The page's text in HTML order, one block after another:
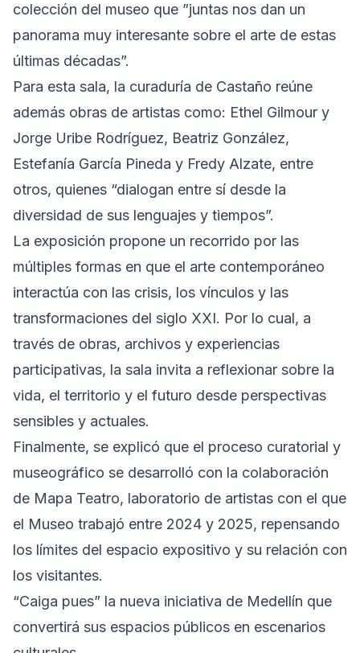
colección del museo que ”juntas nos dan un
panorama muy interesante sobre el arte de estas
últimas décadas”.
Para esta sala, la curaduría de Castaño reúne
además obras de artistas como: Ethel Gilmour y
Jorge Uribe Rodríguez, Beatriz González,
Estefanía García Pineda y Fredy Alzate, entre
otros, quienes “dialogan entre sí desde la
diversidad de sus lenguajes y tiempos”.
La exposición propone un recorrido por las
múltiples formas en que el arte contemporáneo
interactúa con las crisis, los vínculos y las
transformaciones del siglo XXI. Por lo cual, a
través de obras, archivos y experiencias
participativas, la sala invita a reflexionar sobre la
vida, el territorio y el futuro desde perspectivas
sensibles y actuales.
Finalmente, se explicó que el proceso curatorial y
museográfico se desarrolló con la colaboración
de Mapa Teatro, laboratorio de artistas con el que
el Museo trabajó entre 2024 y 2025, repensando
los límites del espacio expositivo y su relación con
los visitantes.
“Caiga pues” la nueva iniciativa de Medellín que
convertirá sus espacios públicos en escenarios